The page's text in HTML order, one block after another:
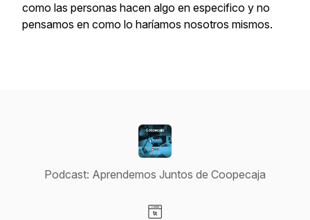
como las personas hacen algo en especifico y no
pensamos en como lo haríamos nosotros mismos.
Podcast: Aprendemos Juntos de Coopecaja